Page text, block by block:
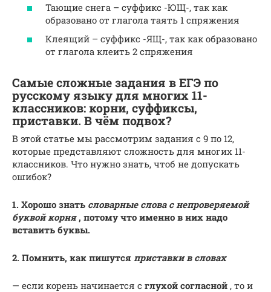
Тающие снега – суффикс -ЮЩ-, так как
образовано от глагола таять 1 спряжения
Клеящий – суффикс -ЯЩ-, так как образовано
от глагола клеить 2 спряжения
Самые сложные задания в ЕГЭ по
русскому языку для многих 11-
классников: корни, суффиксы,
приставки. В чём подвох?
В этой статье мы рассмотрим задания с 9 по 12,
которые представляют сложность для многих 11-
классников. Что нужно знать, чтоб не допускать
ошибок?
1. Хорошо знать словарные слова с непроверяемой
буквой корня , потому что именно в них надо
вставить буквы.
2. Помнить, как пишутся приставки в словах
— если корень начинается с глухой согласной , то и